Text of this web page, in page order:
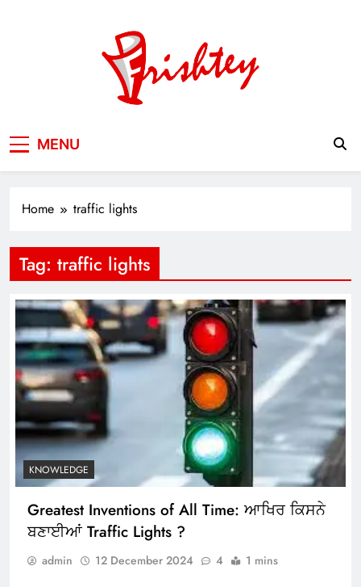
MENU
Home traffic lights
Tag: traffic lights
KNOWLEDGE
Greatest Inventions of All Time: ਆਖਿਰ ਕਿਸਨੇ
ਬਣਾਈਆਂ Traffic Lights ?
admin 12 December 2024 4 1 mins